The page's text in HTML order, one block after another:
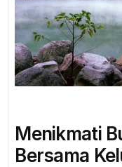
Menikmati
Bersama